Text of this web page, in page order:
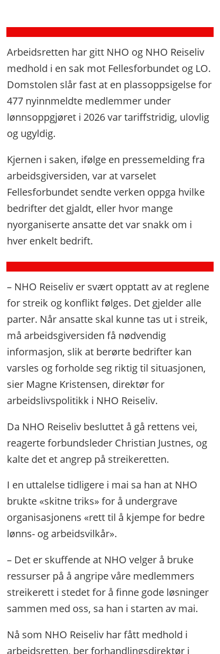
Arbeidsretten har gitt NHO og NHO Reiseliv
medhold i en sak mot Fellesforbundet og LO.
Domstolen slår fast at en plassoppsigelse for
477 nyinnmeldte medlemmer under
lønnsoppgjøret i 2026 var tariffstridig, ulovlig
og ugyldig.
Kjernen i saken, ifølge en pressemelding fra
arbeidsgiversiden, var at varselet
Fellesforbundet sendte verken oppga hvilke
bedrifter det gjaldt, eller hvor mange
nyorganiserte ansatte det var snakk om i
hver enkelt bedrift.
Her
er
den
nye
– NHO Reiseliv er svært opptatt av at reglene
for streik og konflikt følges. Det gjelder alle
parter. Når ansatte skal kunne tas ut i streik,
må arbeidsgiversiden få nødvendig
informasjon, slik at berørte bedrifter kan
varsles og forholde seg riktig til situasjonen,
sier Magne Kristensen, direktør for
arbeidslivspolitikk i NHO Reiseliv.
Da NHO Reiseliv besluttet å gå rettens vei,
reagerte forbundsleder Christian Justnes, og
kalte det et angrep på streikeretten.
I en uttalelse tidligere i mai sa han at NHO
brukte «skitne triks» for å undergrave
organisasjonens «rett til å kjempe for bedre
lønns- og arbeidsvilkår».
– Det er skuffende at NHO velger å bruke
ressurser på å angripe våre medlemmers
streikerett i stedet for å finne gode løsninger
sammen med oss, sa han i starten av mai.
Nå som NHO Reiseliv har fått medhold i
arbeidsretten, ber forhandlingsdirektør i